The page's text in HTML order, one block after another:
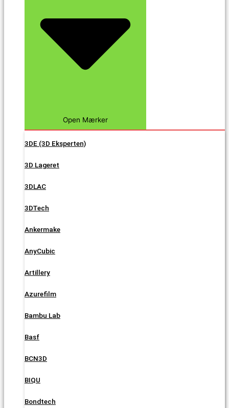
Open Mærker
3DE (3D Eksperten)
3D Lageret
3DLAC
3DTech
Ankermake
AnyCubic
Artillery
Azurefilm
Bambu Lab
Basf
BCN3D
BIQU
Bondtech